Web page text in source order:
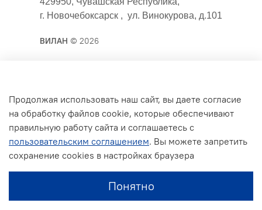
г. Новочебоксарск , ул. Винокурова, д.101
ВИЛАН © 2026
Публичная оферта
Согласие на обработку персональных данных для
сайта
Политика конфиденциальности
Условия обмена и возврата
Продолжая использовать наш сайт, вы даете согласие
на обработку файлов cookie, которые обеспечивают
правильную работу сайта и соглашаетесь с
пользовательским соглашением. Вы можете запретить
сохранение cookies в настройках браузера
Понятно